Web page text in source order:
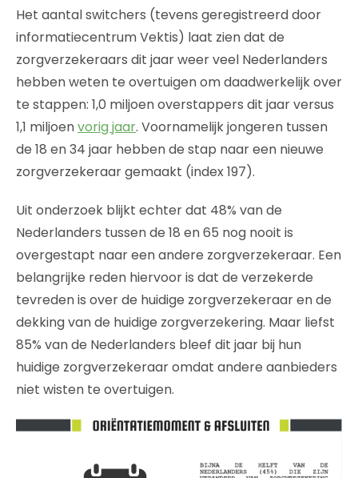
Het aantal switchers (tevens geregistreerd door
informatiecentrum Vektis) laat zien dat de
zorgverzekeraars dit jaar weer veel Nederlanders
hebben weten te overtuigen om daadwerkelijk over
te stappen: 1,0 miljoen overstappers dit jaar versus
1,1 miljoenvorig jaar. Voornamelijk jongeren tussen
de 18 en 34 jaar hebben de stap naar een nieuwe
zorgverzekeraar gemaakt (index 197).
Uit onderzoek blijkt echter dat 48% van de
Nederlanders tussen de 18 en 65 nog nooit is
overgestapt naar een andere zorgverzekeraar. Een
belangrijke reden hiervoor is dat de verzekerde
tevreden is over de huidige zorgverzekeraar en de
dekking van de huidige zorgverzekering. Maar liefst
85% van de Nederlanders bleef dit jaar bij hun
huidige zorgverzekeraar omdat andere aanbieders
niet wisten te overtuigen.